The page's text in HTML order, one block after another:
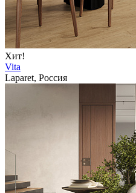
Хит!
Vita
Laparet, Россия